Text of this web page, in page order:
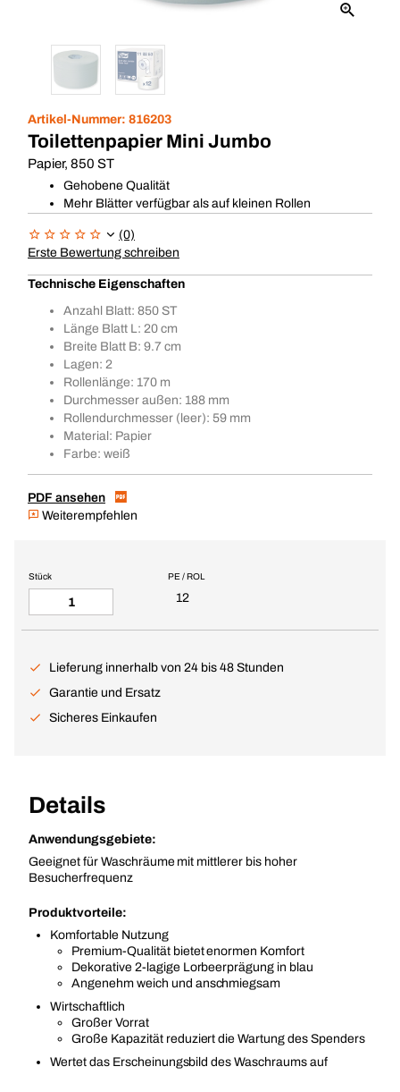
Artikel-Nummer: 816203
Toilettenpapier Mini Jumbo
Papier, 850 ST
Gehobene Qualität
Mehr Blätter verfügbar als auf kleinen Rollen
(0)
Erste Bewertung schreiben
Technische Eigenschaften
Anzahl Blatt: 850 ST
Länge Blatt L: 20 cm
Breite Blatt B: 9.7 cm
Lagen: 2
Rollenlänge: 170 m
Durchmesser außen: 188 mm
Rollendurchmesser (leer): 59 mm
Material: Papier
Farbe: weiß
PDF ansehen
Weiterempfehlen
PE / ROL
12
Stück
Lieferung innerhalb von 24 bis 48 Stunden
Garantie und Ersatz
Sicheres Einkaufen
Details
Anwendungsgebiete:
Geeignet für Waschräume mit mittlerer bis hoher
Besucherfrequenz
Produktvorteile:
Komfortable Nutzung
Premium-Qualität bietet enormen Komfort
Dekorative 2-lagige Lorbeerprägung in blau
Angenehm weich und anschmiegsam
Wirtschaftlich
Großer Vorrat
Große Kapazität reduziert die Wartung des Spenders
Wertet das Erscheinungsbild des Waschraums auf